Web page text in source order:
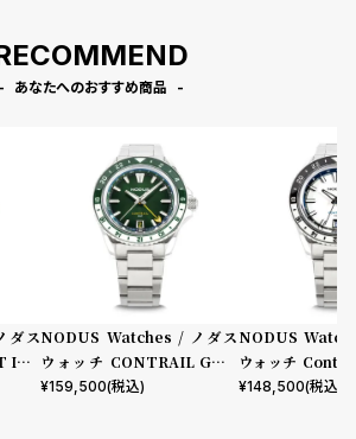
あなたへのおすすめ商品
ダス
Imp
NODUS Watches / ノダス
ウォッチ CONTRAIL GMT
EVERGREEN
¥159,500(税込)
NODUS
ウォッチ
aris
¥148,500(税込)